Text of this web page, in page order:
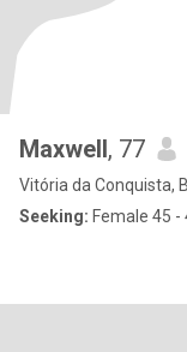
Maxwell, 77
Vitória da Conquista,
Seeking: Female 45 -